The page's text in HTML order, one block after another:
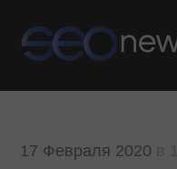
17 Февраля 2020